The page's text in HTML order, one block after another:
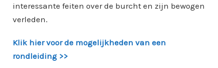
interessante feiten over de burcht en zijn bewogen
verleden.
Klik hier voor de mogelijkheden van een
rondleiding >>